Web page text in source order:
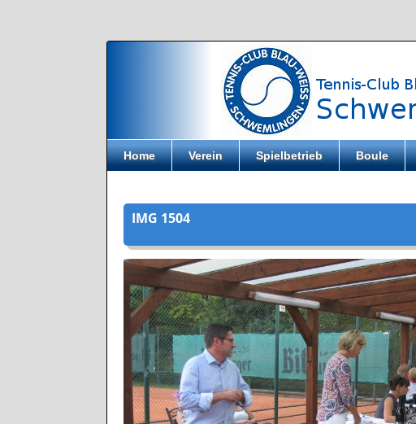
Home Verein Spielbetrieb Boule
IMG 1504